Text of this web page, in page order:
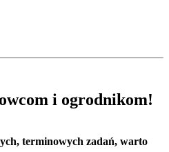
i ogrodnikom!
terminowych zadań, warto